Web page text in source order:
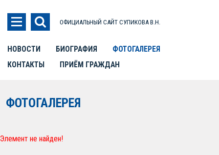
ОФИЦИАЛЬНЫЙ САЙТ СУПИКОВА В.Н.
НОВОСТИ БИОГРАФИЯ
ФОТОГАЛЕРЕЯ
КОНТАКТЫ
ПРИЁМ ГРАЖДАН
ФОТОГАЛЕРЕЯ
Элемент не найден!